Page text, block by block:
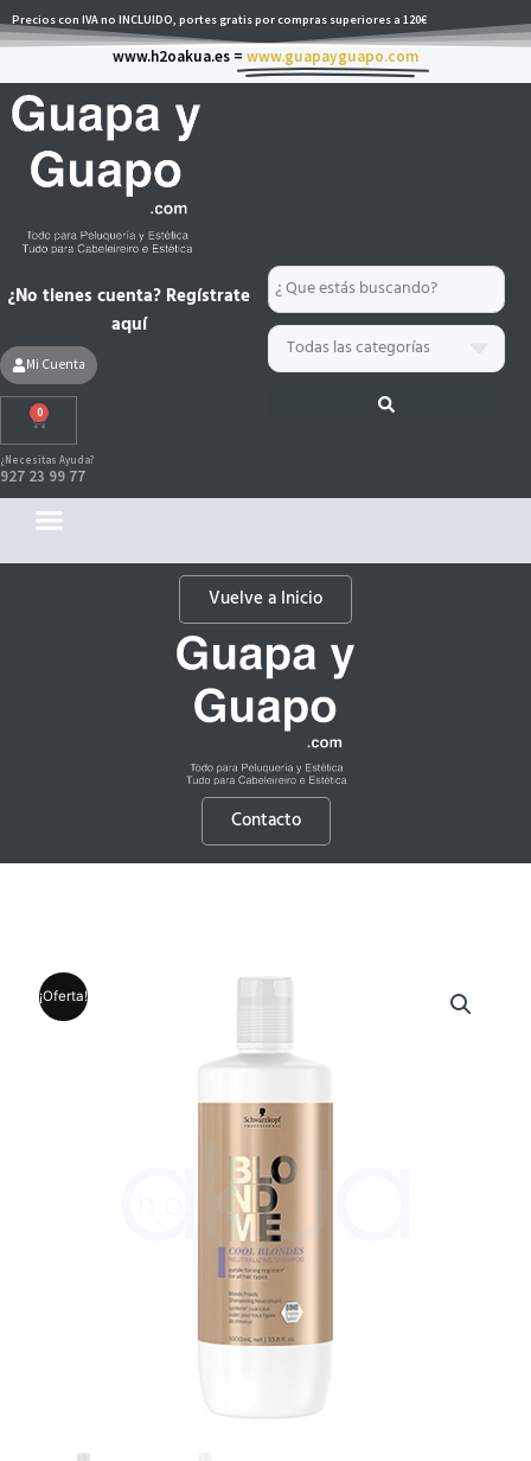
al
Precios con IVA no INCLUIDO, portes gratis por compras superiores a 120€
www.h2oakua.es = www.guapayguapo.com
Search
...
¿No tienes cuenta? Regístrate
aquí
Mi Cuenta
0
Carrito
¿Necesitas Ayuda?
927 23 99 77
Vuelve a Inicio
Contacto
¡Oferta!